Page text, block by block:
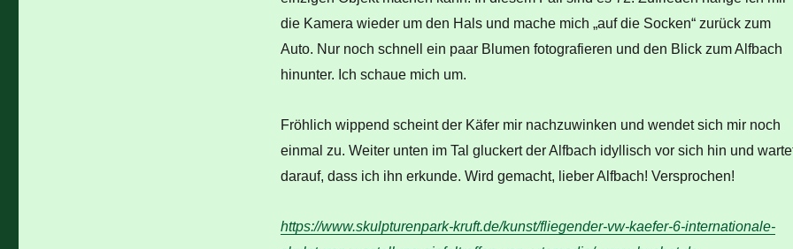
die Kamera wieder um den Hals und mache mich „auf die Socken“ zurück zum
Auto. Nur noch schnell ein paar Blumen fotografieren und den Blick zum Alfbach
hinunter. Ich schaue mich um.
Fröhlich wippend scheint der Käfer mir nachzuwinken und wendet sich mir noch
einmal zu. Weiter unten im Tal gluckert der Alfbach idyllisch vor sich hin und
darauf, dass ich ihn erkunde. Wird gemacht, lieber Alfbach! Versprochen!
https://www.skulpturenpark-kruft.de/kunst/fliegender-vw-kaefer-6-internationale-